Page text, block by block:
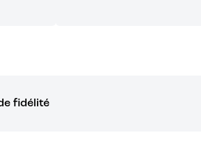
fidélité